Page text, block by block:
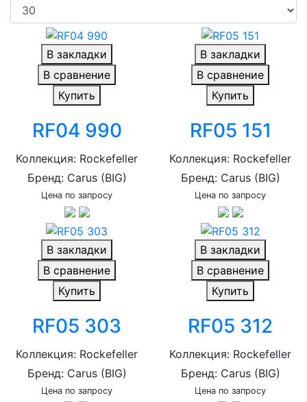
В закладки
В сравнение
Купить
RF04 990
Коллекция: Rockefeller
Бренд: Carus (BIG)
Цена по запросу
В закладки
В сравнение
Купить
RF05 151
Коллекция: Rockefeller
Бренд: Carus (BIG)
Цена по запросу
В закладки
В сравнение
Купить
RF05 303
Коллекция: Rockefeller
Бренд: Carus (BIG)
Цена по запросу
В закладки
В сравнение
Купить
RF05 312
Коллекция: Rockefeller
Бренд: Carus (BIG)
Цена по запросу